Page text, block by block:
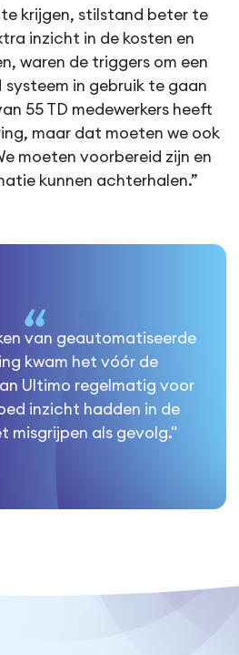
krijgen, stilstand beter te
inzicht in de kosten en
waren de triggers om een
systeem in gebruik te gaan
55 TD medewerkers heeft
maar dat moeten we ook
moeten voorbereid zijn en
kunnen achterhalen.”
van geautomatiseerde
kwam het vóór de
Ultimo regelmatig voor
inzicht hadden in de
misgrijpen als gevolg."